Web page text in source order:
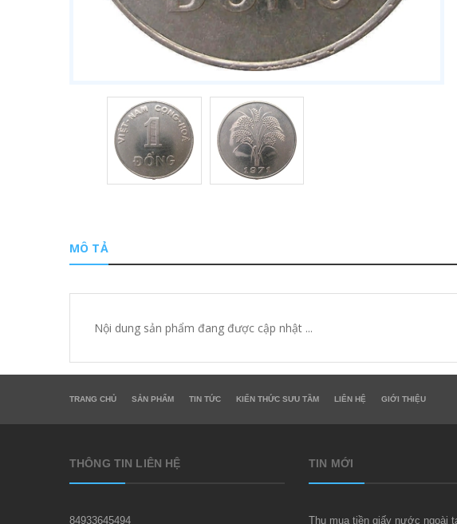
MÔ TẢ
Nội dung sản phẩm đang được cập nhật ...
TRANG CHỦ SẢN PHẨM TIN TỨC KIẾN THỨC SƯU TẦM LIÊN HỆ GIỚI THIỆU
THÔNG TIN LIÊN HỆ
84933645494
TIN MỚI